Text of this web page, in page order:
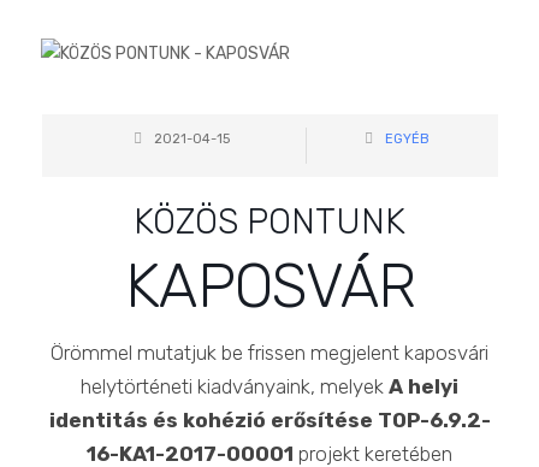
2021-04-15 EGYÉB
KÖZÖS PONTUNK
KAPOSVÁR
Örömmel mutatjuk be frissen megjelent kaposvári
helytörténeti kiadványaink, melyek A helyi
identitás és kohézió erősítése TOP-6.9.2-
16-KA1-2017-00001 projekt keretében